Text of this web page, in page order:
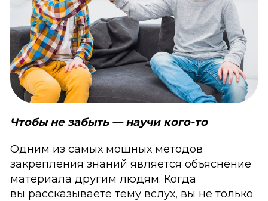
Чтобы не забыть — научи кого-то
Одним из самых мощных методов
закрепления знаний является объяснение
материала другим людям. Когда
вы рассказываете тему вслух, вы не только